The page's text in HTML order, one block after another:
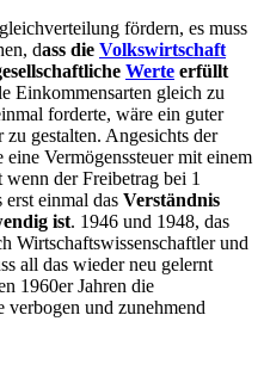
fördern, es muss
dass die Volkswirtschaft
Werte erfüllt
Einkommensarten gleich zu
forderte, wäre ein guter
gestalten. Angesichts der
Vermögenssteuer mit einem
der Freibetrag bei 1
einmal das Verständnis
ist. 1946 und 1948, das
Wirtschaftswissenschaftler und
all das wieder neu gelernt
1960er Jahren die
verbogen und zunehmend